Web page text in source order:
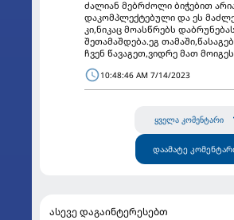
ძალიან მებრძოლი ბიჭებით
დაკომპლექტებული და ეს
კი,ნიკაც მოასწრებს
შეთამაშდება.ეგ
ჩვენ წავაგეთ,ვიდრე მათ
10:48:46 AM 7/14/2023
ყველა კომენტარი
დაამატე
ასევე დაგაინტერესებთ